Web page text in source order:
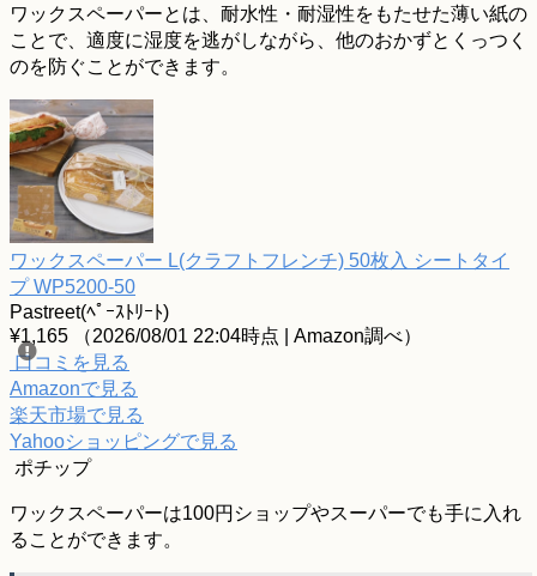
ワックスペーパーとは、耐水性・耐湿性をもたせた薄い紙の
ことで、適度に湿度を逃がしながら、他のおかずとくっつく
のを防ぐことができます。
ワックスペーパー L(クラフトフレンチ) 50枚入 シートタイ
プ WP5200-50
Pastreet(ﾍﾟｰｽﾄﾘｰﾄ)
¥1,165
（2026/08/01 22:04時点 | Amazon調べ）
口コミを見る
Amazonで見る
楽天市場で見る
Yahooショッピングで見る
ポチップ
ワックスペーパーは100円ショップやスーパーでも手に入れ
ることができます。